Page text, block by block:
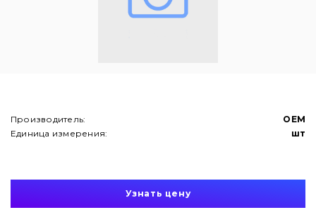
Производитель:
OEM
Единица измерения:
шт
Узнать цену